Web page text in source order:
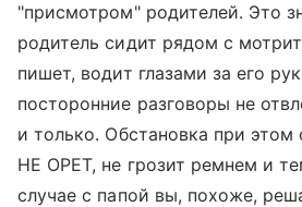
"присмотром" родителей. Это
родитель сидит рядом с
пишет, водит глазами за его
посторонние разговоры не
и только. Обстановка при
НЕ ОРЕТ, не грозит ремнем и
случае с папой вы, похоже,